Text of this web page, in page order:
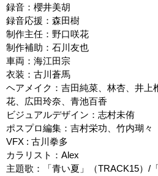
録音：櫻井美胡
録音応援：森田樹
制作主任：野口咲花
制作補助：石川友也
車両：海江田宗
衣装：古川蒼馬
ヘアメイク：吉田純菜、林杏、井上
花、広田玲奈、青池百香
ビジュアルデザイン：志村未侑
ポスプロ編集：吉村栄功、竹内瑚々
VFX : 古川拳多
カラリスト：Alex
主題歌：「青い夏」（TRACK15）/